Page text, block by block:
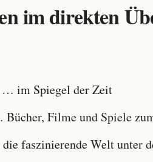
im direkten
im Spiegel der Zeit
Filme und Spiele
faszinierende Welt unter